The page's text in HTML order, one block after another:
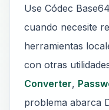
Use Códec
cuando necesite
herramientas
con otras
Converter,
problema abarca